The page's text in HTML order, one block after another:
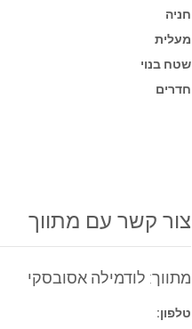
חניה
מעלית
שטח בנוי
חדרים
צור קשר עם מתווך
מתווך: לודמילה אסובסקי
טלפון: